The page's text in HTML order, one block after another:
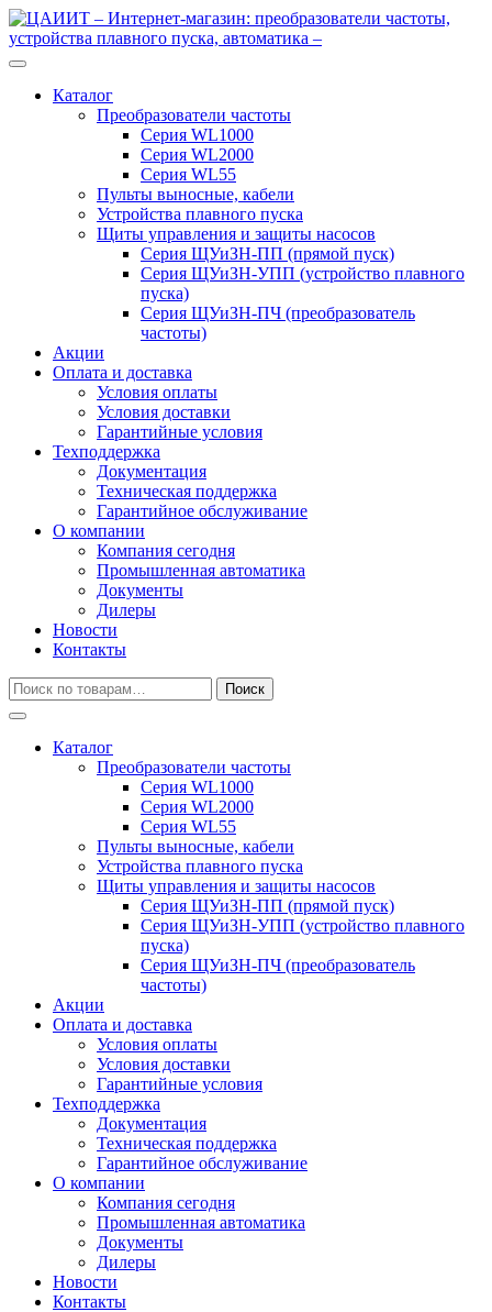
Перейти
к
навигации
Перейти
к
содержимому
Каталог
Преобразователи частоты
Серия WL1000
Серия WL2000
Серия WL55
Пульты выносные, кабели
Устройства плавного пуска
Щиты управления и защиты насосов
Серия ЩУиЗН-ПП (прямой пуск)
Серия ЩУиЗН-УПП (устройство плавного
пуска)
Серия ЩУиЗН-ПЧ (преобразователь
частоты)
Акции
Оплата и доставка
Условия оплаты
Условия доставки
Гарантийные условия
Техподдержка
Документация
Техническая поддержка
Гарантийное обслуживание
О компании
Компания сегодня
Промышленная автоматика
Документы
Дилеры
Новости
Контакты
Искать:
Поиск
Каталог
Преобразователи частоты
Серия WL1000
Серия WL2000
Серия WL55
Пульты выносные, кабели
Устройства плавного пуска
Щиты управления и защиты насосов
Серия ЩУиЗН-ПП (прямой пуск)
Серия ЩУиЗН-УПП (устройство плавного
пуска)
Серия ЩУиЗН-ПЧ (преобразователь
частоты)
Акции
Оплата и доставка
Условия оплаты
Условия доставки
Гарантийные условия
Техподдержка
Документация
Техническая поддержка
Гарантийное обслуживание
О компании
Компания сегодня
Промышленная автоматика
Документы
Дилеры
Новости
Контакты